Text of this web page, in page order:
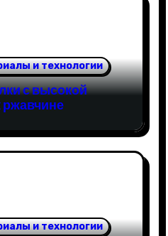
и технологии
с высокой
ржавчине
и технологии